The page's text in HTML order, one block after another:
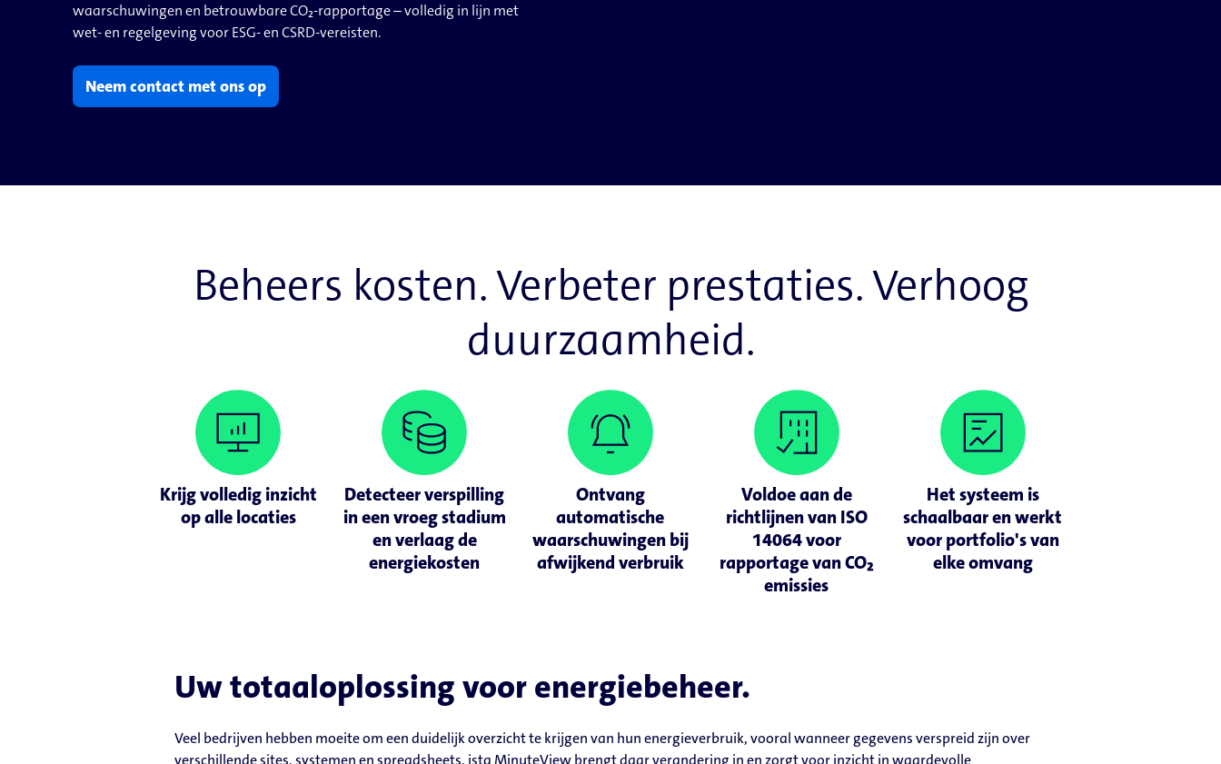
waarschuwingen en betrouwbare CO₂-rapportage – volledig in lijn met
wet- en regelgeving voor ESG- en CSRD-vereisten.
Neem contact met ons op
Beheers kosten. Verbeter prestaties. Verhoog
duurzaamheid.
Krijg volledig inzicht
op alle locaties
Detecteer verspilling
in een vroeg stadium
en verlaag de
energiekosten
Ontvang
automatische
waarschuwingen bij
afwijkend verbruik
Voldoe aan de
richtlijnen van ISO
14064 voor
rapportage van CO₂
emissies
Het systeem is
schaalbaar en werkt
voor portfolio's van
elke omvang
Uw totaaloplossing voor energiebeheer.
Veel bedrijven hebben moeite om een duidelijk overzicht te krijgen van hun energieverbruik, vooral wanneer gegevens verspreid zijn over
verschillende sites, systemen en spreadsheets. ista MinuteView brengt daar verandering in en zorgt voor inzicht in waardevolle